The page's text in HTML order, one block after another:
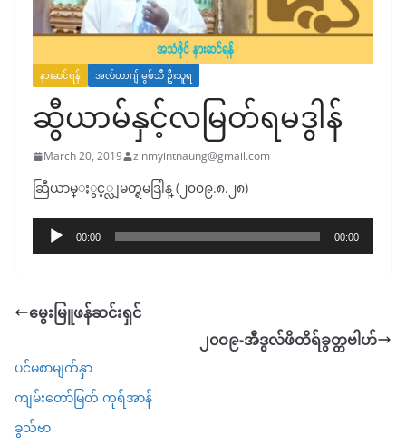
နားဆင်ရန် အလ်ဟာဂျ် မွဖ်သီ ဦးသူရ
ဆွီယာမ်နှင့်လမြတ်ရမဒွါန်
March 20, 2019 zinmyintnaung@gmail.com
ဆြီယာမ္ႏွင့္လျမတ္ရမဒြါန္ (၂၀၀၉.၈.၂၈)
Audio
Player
00:00 00:00
မွေးမြူဖန်ဆင်းရှင်
၂၀ဝ၉-အီဒွလ်ဖိတိရ်ခွတ္တဗါဟ်
ပင်မစာမျက်နှာ
ကျမ်းတော်မြတ် ကုရ်အာန်
ခွသ်ဗာ